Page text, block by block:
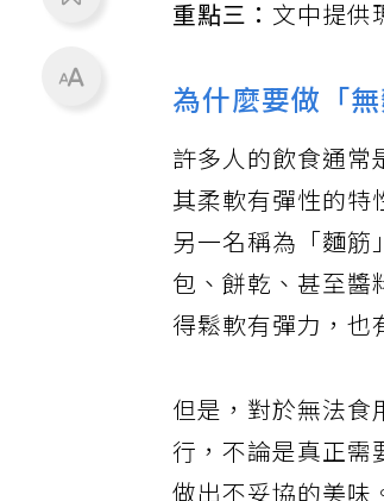
重點三： 文中提供
為什麼要做「
許多人的飲食通常
其柔軟有彈性的特
另一名稱為「麵筋
包、餅乾、甚至醬
得鬆軟有彈力，也
但是，對於無法食
行，不論是真正需